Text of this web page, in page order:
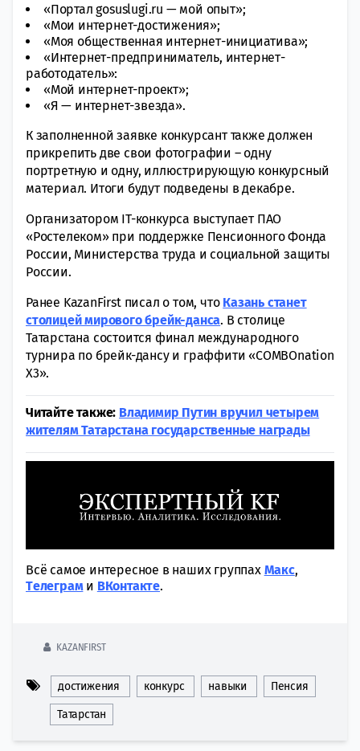
«Портал gosuslugi.ru — мой опыт»;
«Мои интернет-достижения»;
«Моя общественная интернет-инициатива»;
«Интернет-предприниматель, интернет-
работодатель»:
«Мой интернет-проект»;
«Я — интернет-звезда».
К заполненной заявке конкурсант также должен
прикрепить две свои фотографии – одну
портретную и одну, иллюстрирующую конкурсный
материал. Итоги будут подведены в декабре.
Организатором IT-конкурса выступает ПАО
«Ростелеком» при поддержке Пенсионного Фонда
России, Министерства труда и социальной защиты
России.
Ранее KazanFirst писал о том, что Казань станет
столицей мирового брейк-данса. В столице
Татарстана состоится финал международного
турнира по брейк-дансу и граффити «COMBOnation
X3».
Читайте также: Владимир Путин вручил четырем
жителям Татарстана государственные награды
Всё самое интересное в наших группах Макс,
Tелеграми ВКонтакте.
KAZANFIRST
достижения конкурс навыки Пенсия
Татарстан